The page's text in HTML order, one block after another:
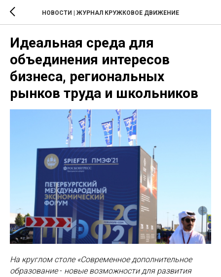
НОВОСТИ | ЖУРНАЛ КРУЖКОВОЕ ДВИЖЕНИЕ
Идеальная среда для
объединения интересов
бизнеса, региональных
рынков труда и школьников
На круглом столе «Современное дополнительное
образование- новые возможности для развития